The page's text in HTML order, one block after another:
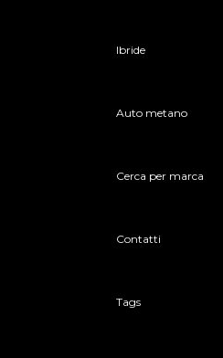
Ibride
Auto metano
Cerca per marca
Contatti
Tags